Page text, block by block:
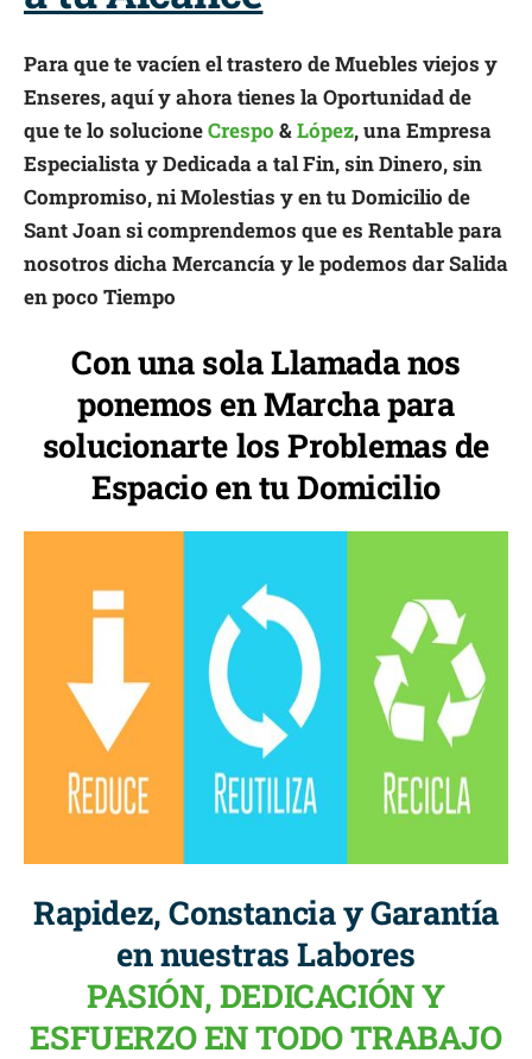
Para que te vacíen el trastero de Muebles viejos y
Enseres, aquí y ahora tienes la Oportunidad de
que te lo solucioneCrespo &López, una Empresa
Especialista y Dedicada a tal Fin, sin Dinero, sin
Compromiso, ni Molestias y en tu Domicilio de
Sant Joan si comprendemos que es Rentable para
nosotros dicha Mercancía y le podemos dar Salida
en poco Tiempo
Con una sola Llamada nos
ponemos en Marcha para
solucionarte los Problemas de
Espacio en tu Domicilio
Rapidez, Constancia y Garantía
en nuestras Labores
PASIÓN, DEDICACIÓN Y
ESFUERZO EN TODO TRABAJO